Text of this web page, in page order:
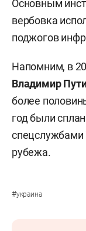
Основным
вербовка
поджогов
Напомним, в
Владимир
более
год были
спецслужбами
рубежа.
#украина